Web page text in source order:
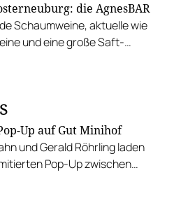
die AgnesBAR
Schaumweine, aktuelle wie
und eine große Saft-
Up auf Gut Minihof
und Gerald Röhrling laden
Pop-Up zwischen